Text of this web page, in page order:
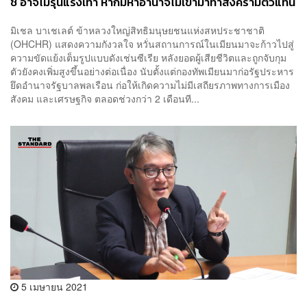
มิเชล บาเชเลต์ ข้าหลวงใหญ่สิทธิมนุษยชนแห่งสหประชาชาติ
(OHCHR) แสดงความกังวลใจ หวั่นสถานการณ์ในเมียนมาจะก้าวไปสู่
ความขัดแย้งเต็มรูปแบบดังเช่นซีเรีย หลังยอดผู้เสียชีวิตและถูกจับกุม
ตัวยังคงเพิ่มสูงขึ้นอย่างต่อเนื่อง นับตั้งแต่กองทัพเมียนมาก่อรัฐประหาร
ยึดอำนาจรัฐบาลพลเรือน ก่อให้เกิดความไม่มีเสถียรภาพทางการเมือง
สังคม และเศรษฐกิจ ตลอดช่วงกว่า 2 เดือนที...
5 เมษายน 2021